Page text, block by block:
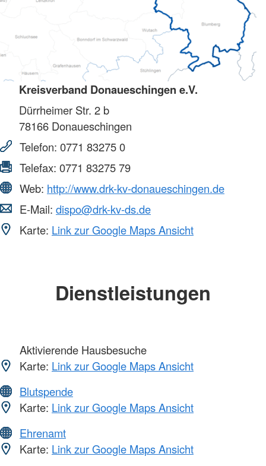
Kreisverband Donaueschingen e.V.
Dürrheimer Str. 2 b
78166 Donaueschingen
Telefon: 0771 83275 0
Telefax: 0771 83275 79
Web: http://www.drk-kv-donaueschingen.de
E-Mail: dispo@drk-kv-ds.de
Karte: Link zur Google Maps Ansicht
Dienstleistungen
Aktivierende Hausbesuche
Karte: Link zur Google Maps Ansicht
Blutspende
Karte: Link zur Google Maps Ansicht
Ehrenamt
Karte: Link zur Google Maps Ansicht